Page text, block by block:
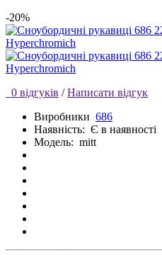
-20%
0 відгуків / Написати відгук
Виробники 686
Наявність: Є в наявності
Модель: mitt